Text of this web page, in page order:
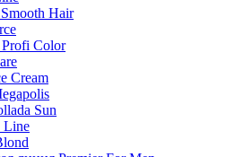
Hair
Profi Color
Cream
Sun
Line